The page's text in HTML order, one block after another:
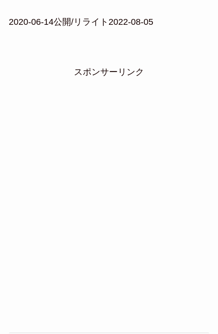
2020-06-14公開/リライト2022-08-05
スポンサーリンク